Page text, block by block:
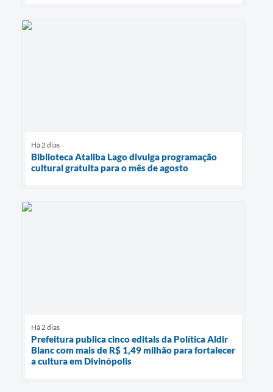
Há 2 dias
Biblioteca Ataliba Lago divulga programação
cultural gratuita para o mês de agosto
Há 2 dias
Prefeitura publica cinco editais da Política Aldir
Blanc com mais de R$ 1,49 milhão para fortalecer
a cultura em Divinópolis